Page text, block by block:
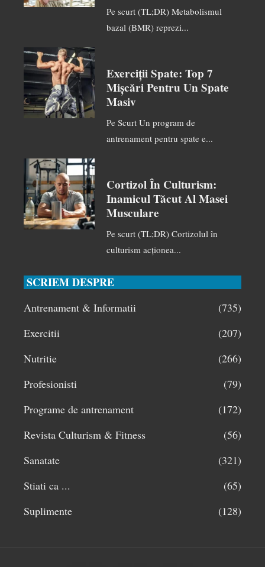
Pe scurt (TL;DR) Metabolismul
bazal (BMR) reprezi...
Exerciții Spate: Top 7
Mișcări Pentru Un Spate
Masiv
Pe Scurt Un program de
antrenament pentru spate e...
Cortizol În Culturism:
Inamicul Tăcut Al Masei
Musculare
Pe scurt (TL;DR) Cortizolul în
culturism acționea...
SCRIEM DESPRE
Antrenament & Informatii
(735)
Exercitii
(207)
Nutritie
(266)
Profesionisti
(79)
Programe de antrenament
(172)
Revista Culturism & Fitness
(56)
Sanatate
(321)
Stiati ca ...
(65)
Suplimente
(128)